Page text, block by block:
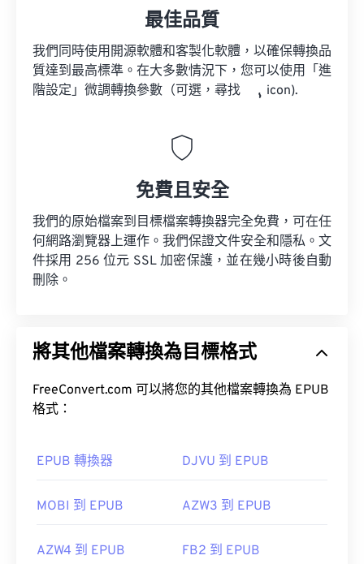
最佳品質
我們同時使用開源軟體和客製化軟體，以確保轉換品
質達到最高標準。在大多數情況下，您可以使用「進
階設定」微調轉換參數（可選，尋找
icon).
免費且安全
我們的原始檔案到目標檔案轉換器完全免費，可在任
何網路瀏覽器上運作。我們保證文件安全和隱私。文
件採用 256 位元 SSL 加密保護，並在幾小時後自動
刪除。
將其他檔案轉換為目標格式
FreeConvert.com 可以將您的其他檔案轉換為 EPUB
格式：
EPUB 轉換器 DJVU 到 EPUB
MOBI 到 EPUB AZW3 到 EPUB
AZW4 到 EPUB FB2 到 EPUB